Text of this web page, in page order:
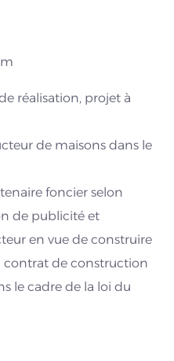
réalisation, projet à
de maisons dans le
foncier selon
de publicité et
en vue de construire
contrat de construction
le cadre de la loi du